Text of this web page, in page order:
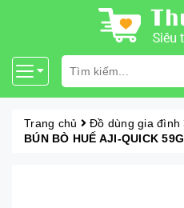
Trang chủ
Đồ dùng gia đình
BÚN BÒ HUẾ AJI-QUICK 59G